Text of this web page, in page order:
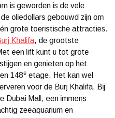
is geworden is de vele
oliedollars gebouwd zijn om
grote toeristische attracties.
Khalifa, de grootste
een lift kunt u tot grote
en genieten op het
en 148e etage. Het kan wel
voor de Burj Khalifa. Bij
Dubai Mall, een immens
zeeaquarium en